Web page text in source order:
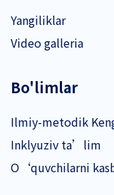
Yangiliklar
Video galleria
Bo'limlar
Ilmiy-metodik
Inklyuziv ta’lim
O‘quvchilarni